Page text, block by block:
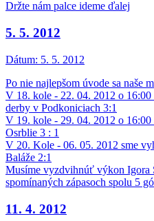
Držte nám palce ideme ďalej
5. 5. 2012
Dátum: 5. 5. 2012
Po nie najlepšom úvode sa naše
V 18. kole - 22. 04. 2012 o
derby v Podkoniciach 3:1
V 19. kole - 29. 04. 2012 o 16:00
Osrblie 3 : 1
V 20. Kole - 06. 05. 2012 sme
Baláže 2:1
Musíme vyzdvihnúť výkon Igora
spomínaných zápasoch spolu 5
11. 4. 2012